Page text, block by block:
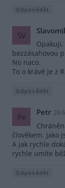
Odpovědět
SV
bezzásahovou
No naco.
To o krávě je z
Odpovědět
Pe Petr
člověkem.
A jak rychle
rychle umíte
Odpovědět